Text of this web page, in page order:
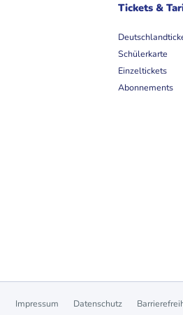
Tickets &
Schülerkarte
Einzeltickets
Abonnements
Impressum Datenschutz